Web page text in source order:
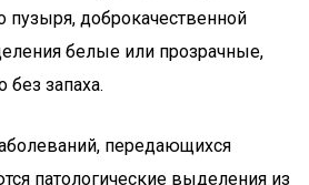
пузыря, доброкачественной
белые или прозрачные,
запаха.
передающихся
патологические выделения из